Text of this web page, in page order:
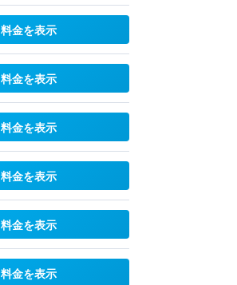
料金を表示
料金を表示
料金を表示
料金を表示
料金を表示
料金を表示